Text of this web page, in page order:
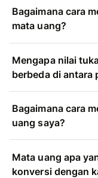
Bagaimana cara
mata uang?
Mengapa nilai
berbeda di antara
Bagaimana cara
uang saya?
Mata uang apa
konversi dengan